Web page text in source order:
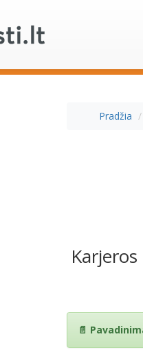
Pradžia
📄